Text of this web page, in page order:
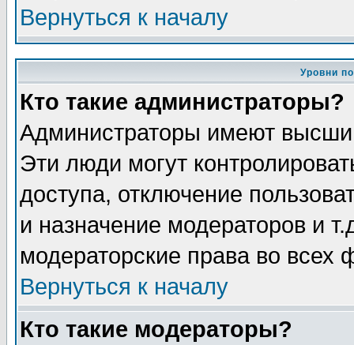
Вернуться к началу
Уровни
Кто такие администраторы?
Администраторы имеют
Эти люди могут
доступа, отключение
и назначение модераторов и
модераторские права во всех
Вернуться к началу
Кто такие модераторы?